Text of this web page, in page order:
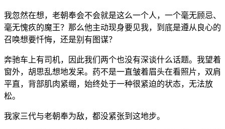
我忽然在想，老朝奉会不会就是这么一个人，一个毫无顾忌、
毫无愧疚的魔王？那么他主动现身要见我，到底是遵从良心的
召唤想要忏悔，还是别有图谋？
奔驰车上有司机，因此我们两个也没有深谈什么话题。我望着
窗外，胡思乱想地发呆。药不是一直皱着眉头在看照片，双肩
平直，背部肌肉紧绷，始终处于一种很紧迫的状态，无法放
松。
我家三代与老朝奉为敌，都没紧张到这地步。